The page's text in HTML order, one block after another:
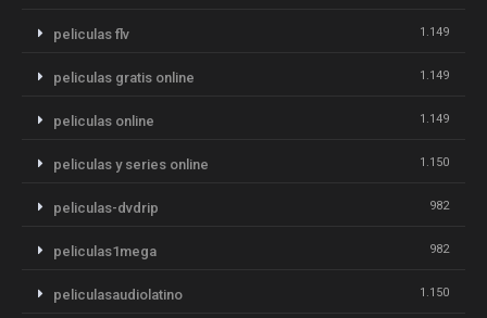
peliculas flv 1.149
peliculas gratis online 1.149
peliculas online 1.149
peliculas y series online 1.150
peliculas-dvdrip 982
peliculas1mega 982
peliculasaudiolatino 1.150